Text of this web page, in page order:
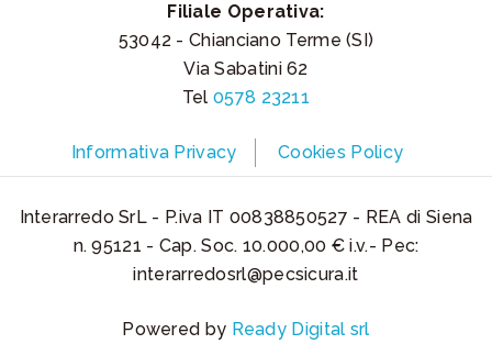
Filiale Operativa:
53042 - Chianciano Terme (SI)
Via Sabatini 62
Tel0578 23211
Informativa Privacy Cookies Policy
Interarredo SrL - P.iva IT 00838850527 - REA di Siena
n. 95121 - Cap. Soc. 10.000,00 € i.v.- Pec:
interarredosrl@pecsicura.it
Powered by Ready Digital srl